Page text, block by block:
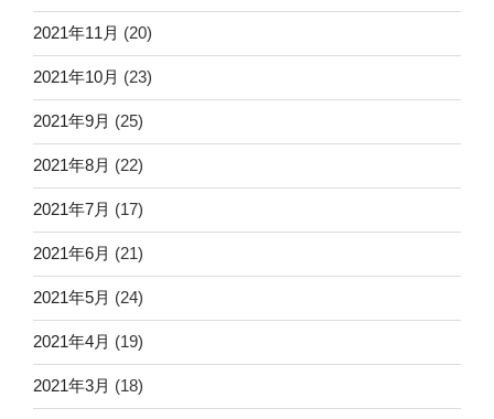
2021年11月 (20)
2021年10月 (23)
2021年9月 (25)
2021年8月 (22)
2021年7月 (17)
2021年6月 (21)
2021年5月 (24)
2021年4月 (19)
2021年3月 (18)